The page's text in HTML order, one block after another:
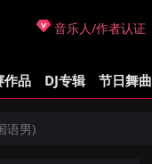
音乐人/作者认证
作品 DJ专辑 节日舞曲
语男)